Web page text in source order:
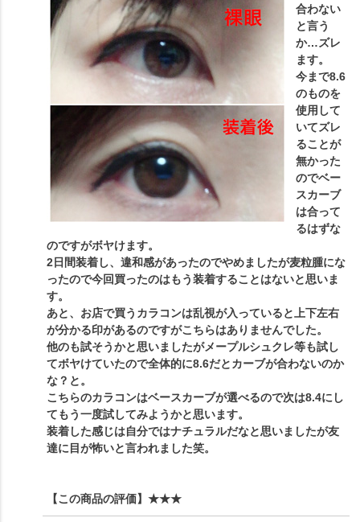
合わない
と言う
か…ズレ
ます。
今まで8.6
のものを
使用して
いてズレ
ることが
無かった
のでベー
スカーブ
は合って
るはずな
のですがボヤけます。
2日間装着し、違和感があったのでやめましたが麦粒腫にな
ったので今回買ったのはもう装着することはないと思いま
す。
あと、お店で買うカラコンは乱視が入っていると上下左右
が分かる印があるのですがこちらはありませんでした。
他のも試そうかと思いましたがメープルシュクレ等も試し
てボヤけていたので全体的に8.6だとカーブが合わないのか
な？と。
こちらのカラコンはベースカーブが選べるので次は8.4にし
てもう一度試してみようかと思います。
装着した感じは自分ではナチュラルだなと思いましたが友
達に目が怖いと言われました笑。
【この商品の評価】 ★★★